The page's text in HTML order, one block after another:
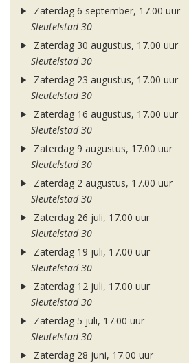
Zaterdag 6 september, 17.00 uur
Sleutelstad 30
Zaterdag 30 augustus, 17.00 uur
Sleutelstad 30
Zaterdag 23 augustus, 17.00 uur
Sleutelstad 30
Zaterdag 16 augustus, 17.00 uur
Sleutelstad 30
Zaterdag 9 augustus, 17.00 uur
Sleutelstad 30
Zaterdag 2 augustus, 17.00 uur
Sleutelstad 30
Zaterdag 26 juli, 17.00 uur
Sleutelstad 30
Zaterdag 19 juli, 17.00 uur
Sleutelstad 30
Zaterdag 12 juli, 17.00 uur
Sleutelstad 30
Zaterdag 5 juli, 17.00 uur
Sleutelstad 30
Zaterdag 28 juni, 17.00 uur